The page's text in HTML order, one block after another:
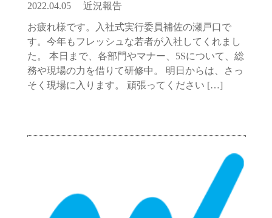
2022.04.05 近況報告
お疲れ様です。入社式実行委員補佐の瀬戸口で
す。今年もフレッシュな若者が入社してくれまし
た。 本日まで、各部門やマナー、5Sについて、総
務や現場の力を借りて研修中。 明日からは、さっ
そく現場に入ります。 頑張ってください […]